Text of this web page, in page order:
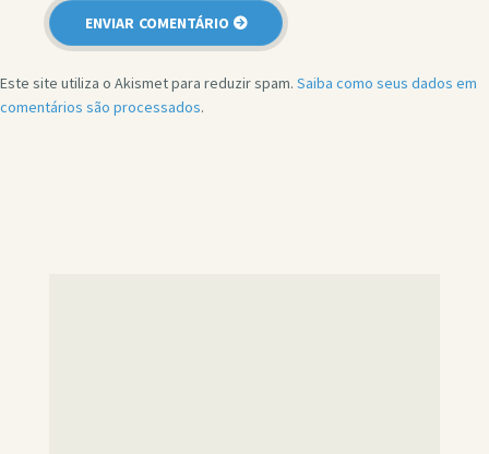
Este site utiliza o Akismet para reduzir spam. Saiba como seus dados em
comentários são processados.